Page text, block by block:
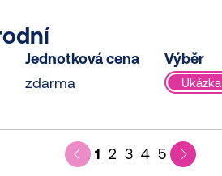
Jednotková cena
zdarma
Výběr
Ukázka
1 2 3 4 5